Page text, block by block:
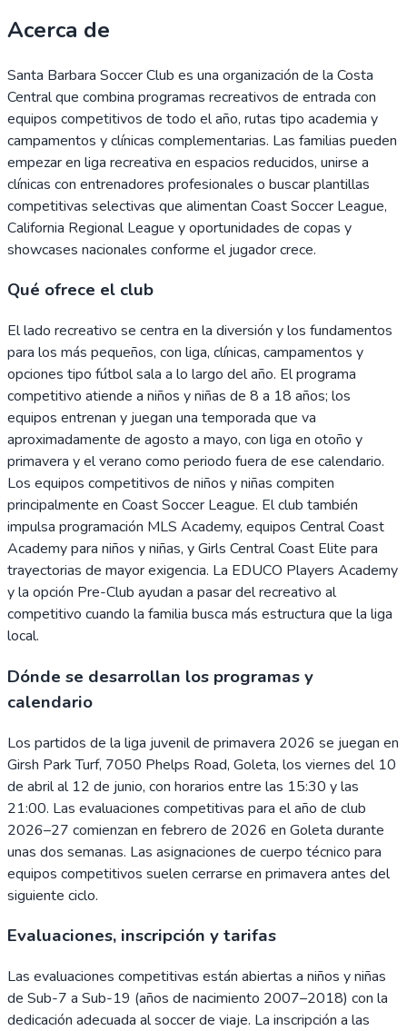
Acerca de
Santa Barbara Soccer Club es una organización de la Costa
Central que combina programas recreativos de entrada con
equipos competitivos de todo el año, rutas tipo academia y
campamentos y clínicas complementarias. Las familias pueden
empezar en liga recreativa en espacios reducidos, unirse a
clínicas con entrenadores profesionales o buscar plantillas
competitivas selectivas que alimentan Coast Soccer League,
California Regional League y oportunidades de copas y
showcases nacionales conforme el jugador crece.
Qué ofrece el club
El lado recreativo se centra en la diversión y los fundamentos
para los más pequeños, con liga, clínicas, campamentos y
opciones tipo fútbol sala a lo largo del año. El programa
competitivo atiende a niños y niñas de 8 a 18 años; los
equipos entrenan y juegan una temporada que va
aproximadamente de agosto a mayo, con liga en otoño y
primavera y el verano como periodo fuera de ese calendario.
Los equipos competitivos de niños y niñas compiten
principalmente en Coast Soccer League. El club también
impulsa programación MLS Academy, equipos Central Coast
Academy para niños y niñas, y Girls Central Coast Elite para
trayectorias de mayor exigencia. La EDUCO Players Academy
y la opción Pre-Club ayudan a pasar del recreativo al
competitivo cuando la familia busca más estructura que la liga
local.
Dónde se desarrollan los programas y
calendario
Los partidos de la liga juvenil de primavera 2026 se juegan en
Girsh Park Turf, 7050 Phelps Road, Goleta, los viernes del 10
de abril al 12 de junio, con horarios entre las 15:30 y las
21:00. Las evaluaciones competitivas para el año de club
2026–27 comienzan en febrero de 2026 en Goleta durante
unas dos semanas. Las asignaciones de cuerpo técnico para
equipos competitivos suelen cerrarse en primavera antes del
siguiente ciclo.
Evaluaciones, inscripción y tarifas
Las evaluaciones competitivas están abiertas a niños y niñas
de Sub-7 a Sub-19 (años de nacimiento 2007–2018) con la
dedicación adecuada al soccer de viaje. La inscripción a las